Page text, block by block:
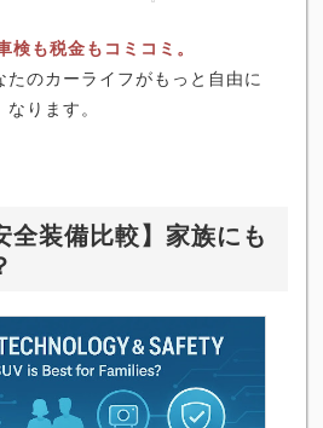
検も税金もコミコミ。
たのカーライフがもっと自由に
なります。
全装備比較】家族にも